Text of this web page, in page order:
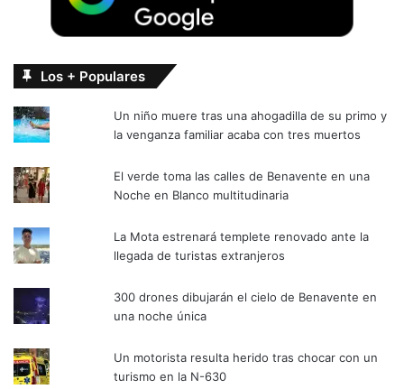
Los + Populares
Un niño muere tras una ahogadilla de su primo y
la venganza familiar acaba con tres muertos
El verde toma las calles de Benavente en una
Noche en Blanco multitudinaria
La Mota estrenará templete renovado ante la
llegada de turistas extranjeros
300 drones dibujarán el cielo de Benavente en
una noche única
Un motorista resulta herido tras chocar con un
turismo en la N-630